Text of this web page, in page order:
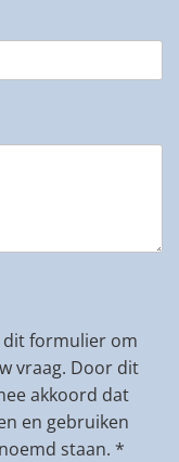
dit formulier om
vraag. Door dit
akkoord dat
en gebruiken
staan. *